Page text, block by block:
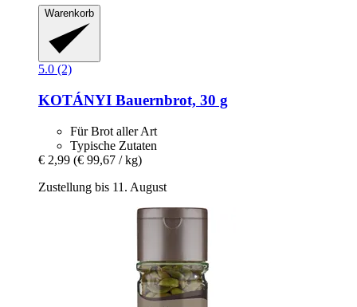
Warenkorb
5.0 (2)
KOTÁNYI Bauernbrot, 30 g
Für Brot aller Art
Typische Zutaten
€ 2,99 (€ 99,67 / kg)
Zustellung bis 11. August